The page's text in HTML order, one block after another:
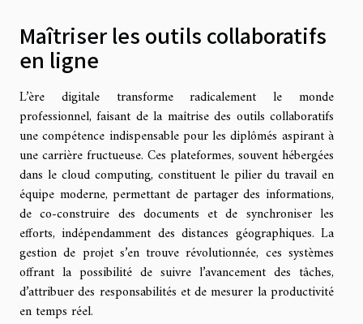
Maîtriser les outils collaboratifs
en ligne
L’ère digitale transforme radicalement le monde
professionnel, faisant de la maîtrise des outils collaboratifs
une compétence indispensable pour les diplômés aspirant à
une carrière fructueuse. Ces plateformes, souvent hébergées
dans le cloud computing, constituent le pilier du travail en
équipe moderne, permettant de partager des informations,
de co-construire des documents et de synchroniser les
efforts, indépendamment des distances géographiques. La
gestion de projet s’en trouve révolutionnée, ces systèmes
offrant la possibilité de suivre l’avancement des tâches,
d’attribuer des responsabilités et de mesurer la productivité
en temps réel.